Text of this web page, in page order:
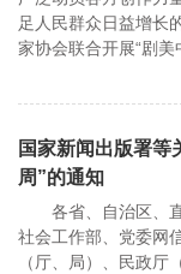
足人民群众日益增长
家协会联合开展“剧美
国家新闻出版署等
周”的通知
各省、自治区、直
社会工作部、党委网
（厅、局）、民政